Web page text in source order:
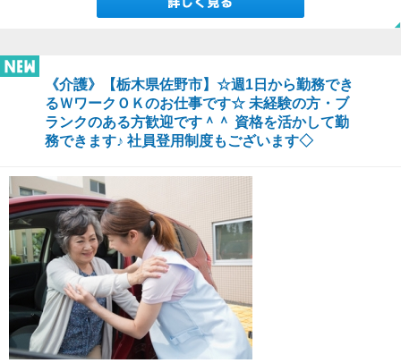
《介護》【栃木県佐野市】☆週1日から勤務でき
るＷワークＯＫのお仕事です☆ 未経験の方・ブ
ランクのある方歓迎です＾＾ 資格を活かして勤
務できます♪ 社員登用制度もございます◇